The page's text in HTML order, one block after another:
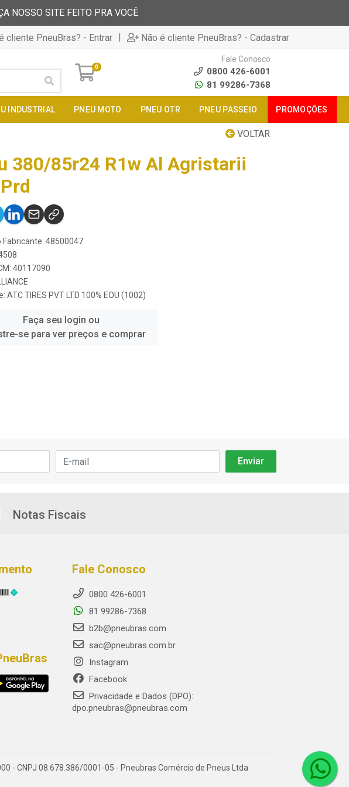
NOSSO SITE FEITO PRA VOCÊ
cliente PneuBras? - Entrar | Não é cliente PneuBras? - Cadastrar
0
Fale Conosco
0800 426-6001
81 99286-7368
INDUSTRIAL PNEU MOTO PNEU OTR PNEU PASSEIO PROMOÇÕES
VOLTAR
380/85r24 R1w Al Agristarii
Fabricante: 48500047
40117090
ATC TIRES PVT LTD 100% EOU (1002)
Faça seu login ou
se para ver preços e comprar
Notas Fiscais
Fale Conosco
0800 426-6001
81 99286-7368
b2b@pneubras.com
sac@pneubras.com.br
Instagram
Facebook
Privacidade e Dados (DPO):
dpo.pneubras@pneubras.com
- CNPJ 08.678.386/0001-05 - Pneubras Comércio de Pneus Ltda